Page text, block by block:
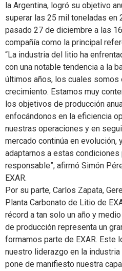
la Argentina, logró su objetivo
superar las 25 mil toneladas en
pasado 27 de diciembre a las
compañía como la principal
“La industria del litio ha
con una notable tendencia a la
últimos años, los cuales
crecimiento. Estamos muy
los objetivos de producción
enfocándonos en la eficiencia
nuestras operaciones y en
mercado continúa en evolución,
adaptarnos a estas condiciones
responsable”, afirmó Simón
EXAR.
Por su parte, Carlos Zapata,
Planta Carbonato de Litio de
récord a tan solo un año y
de producción representa un
formamos parte de EXAR. Este
nuestro liderazgo en la
pone de manifiesto nuestra